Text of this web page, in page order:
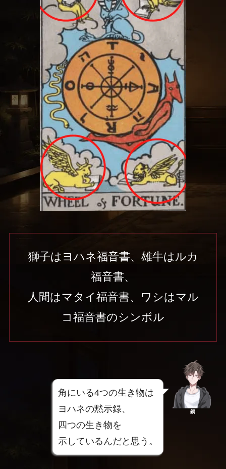
獅子はヨハネ福音書、雄牛はルカ
福音書、
人間はマタイ福音書、ワシはマル
コ福音書のシンボル
角にいる4つの生き物は
ヨハネの黙示録、
四つの生き物を
示しているんだと思う。
銅